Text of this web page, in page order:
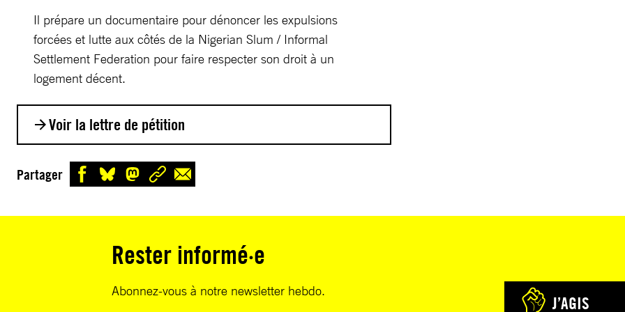
Il prépare un documentaire pour dénoncer les expulsions
forcées et lutte aux côtés de la Nigerian Slum / Informal
Settlement Federation pour faire respecter son droit à un
logement décent.
Voir la lettre de pétition
Monsieur le Gouverneur,
de force entre novembre 2016 et avril 2017. Les autorités ont
balles réelles sur les résidents. Au total, 30 000 personnes se
milliers de familles continuent d’être séparées et restent privées
Partager
Rester informé·e
Abonnez-vous à notre newsletter hebdo.
J’AGIS